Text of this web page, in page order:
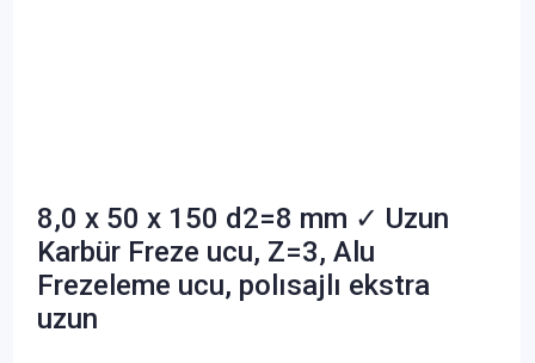
8,0 x 50 x 150 d2=8 mm ✓ Uzun
Karbür Freze ucu, Z=3, Alu
Frezeleme ucu, polısajlı ekstra
uzun